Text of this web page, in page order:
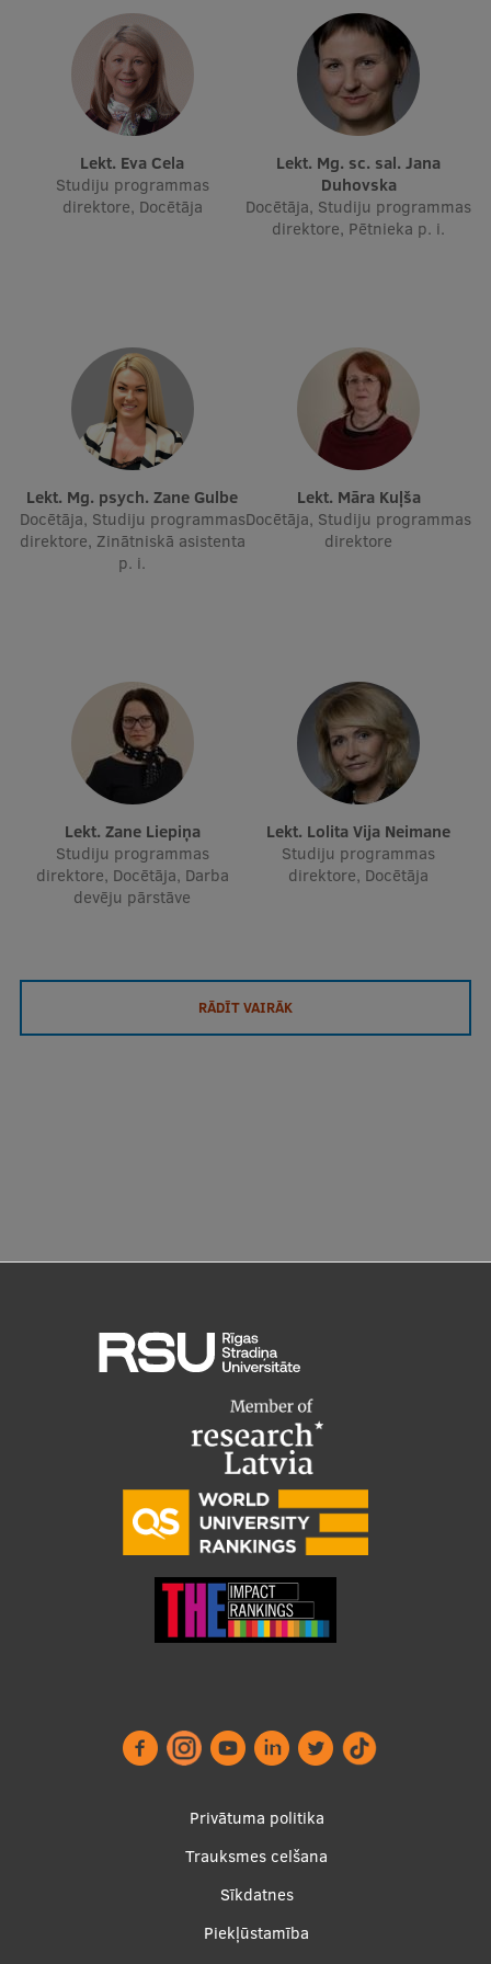
Starptautiskā sadarbība
Mobilitātes programmas
Starptautiskie projekti
Starptautiskie sadarbības partneri
Lekt. Eva Cela
Studiju programmas
direktore, Docētāja
Lekt. Mg. sc. sal. Jana
Duhovska
Docētāja, Studiju programmas
direktore, Pētnieka p. i.
Lekt. Mg. psych. Zane Gulbe
Docētāja, Studiju programmas
direktore, Zinātniskā asistenta
p. i.
Lekt. Māra Kuļša
Docētāja, Studiju programmas
direktore
Lekt. Zane Liepiņa
Studiju programmas
direktore, Docētāja, Darba
devēju pārstāve
Lekt. Lolita Vija Neimane
Studiju programmas
direktore, Docētāja
RĀDĪT VAIRĀK
Privātuma politika
Trauksmes celšana
Sīkdatnes
Piekļūstamība